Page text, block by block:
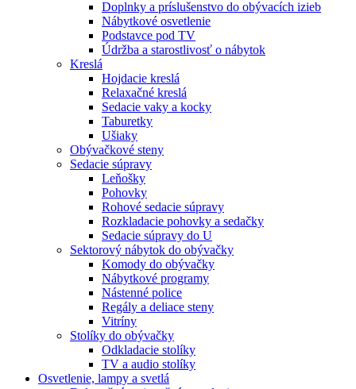
Doplnky a príslušenstvo do obývacích izieb
Nábytkové osvetlenie
Podstavce pod TV
Údržba a starostlivosť o nábytok
Kreslá
Hojdacie kreslá
Relaxačné kreslá
Sedacie vaky a kocky
Taburetky
Ušiaky
Obývačkové steny
Sedacie súpravy
Leňošky
Pohovky
Rohové sedacie súpravy
Rozkladacie pohovky a sedačky
Sedacie súpravy do U
Sektorový nábytok do obývačky
Komody do obývačky
Nábytkové programy
Nástenné police
Regály a deliace steny
Vitríny
Stolíky do obývačky
Odkladacie stolíky
TV a audio stolíky
Osvetlenie, lampy a svetlá